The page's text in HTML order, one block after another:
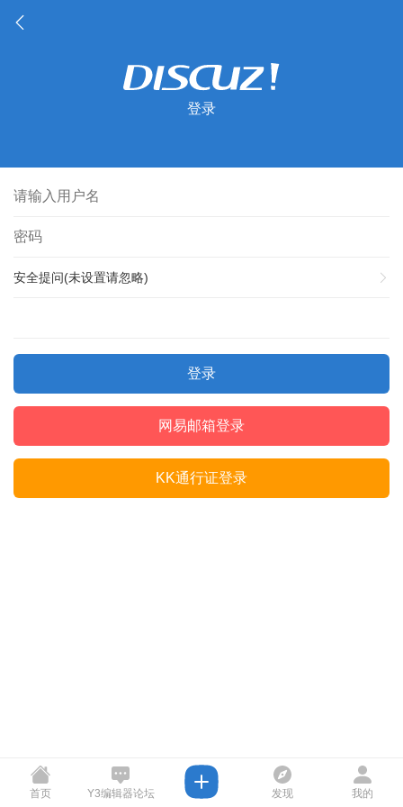
登录
安全提问(未设置请忽略)
登录
网易邮箱登录
KK通行证登录
首页 Y3编辑器论坛 发现 我的